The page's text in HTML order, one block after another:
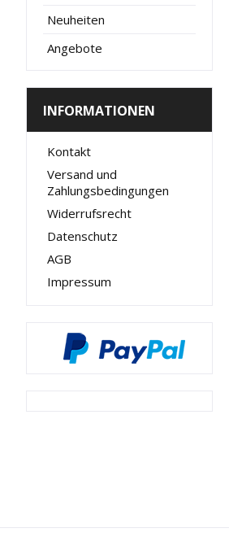
Neuheiten
Angebote
INFORMATIONEN
Kontakt
Versand und
Zahlungsbedingungen
Widerrufsrecht
Datenschutz
AGB
Impressum